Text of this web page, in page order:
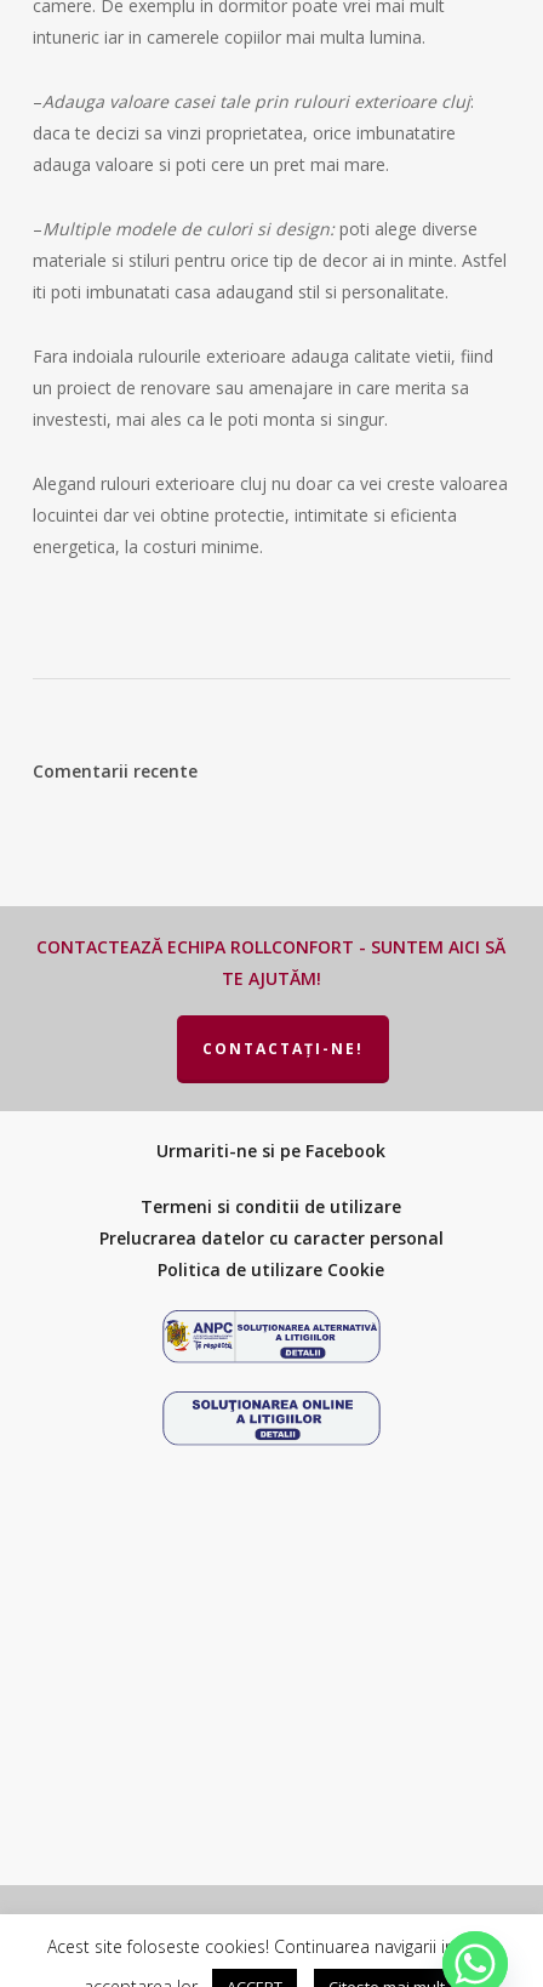
camere. De exemplu in dormitor poate vrei mai mult
intuneric iar in camerele copiilor mai multa lumina.
–Adauga valoare casei tale prin rulouri exterioare cluj:
daca te decizi sa vinzi proprietatea, orice imbunatatire
adauga valoare si poti cere un pret mai mare.
–Multiple modele de culori si design:poti alege diverse
materiale si stiluri pentru orice tip de decor ai in minte. Astfel
iti poti imbunatati casa adaugand stil si personalitate.
Fara indoiala rulourile exterioare adauga calitate vietii, fiind
un proiect de renovare sau amenajare in care merita sa
investesti, mai ales ca le poti monta si singur.
Alegand rulouri exterioare cluj nu doar ca vei creste valoarea
locuintei dar vei obtine protectie, intimitate si eficienta
energetica, la costuri minime.
Comentarii recente
CONTACTEAZĂ ECHIPA ROLLCONFORT - SUNTEM AICI SĂ
TE AJUTĂM!
CONTACTAȚI-NE!
Urmariti-ne si pe Facebook
Termeni si conditii de utilizare
Prelucrarea datelor cu caracter personal
Politica de utilizare Cookie
Blog
Acest site foloseste cookies! Continuarea navigarii implica